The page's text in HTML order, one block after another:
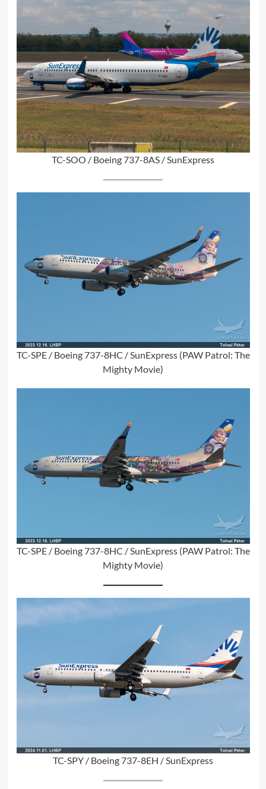
TC-SOO / Boeing 737-8AS / SunExpress
TC-SPE / Boeing 737-8HC / SunExpress (PAW Patrol: The
Mighty Movie)
TC-SPE / Boeing 737-8HC / SunExpress (PAW Patrol: The
Mighty Movie)
TC-SPY / Boeing 737-8EH / SunExpress